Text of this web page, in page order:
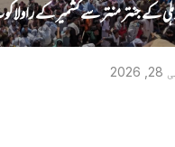
کے جنتر منتر سے کشمیر کے